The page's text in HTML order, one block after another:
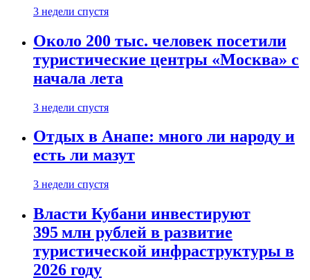
3 недели спустя
Около 200 тыс. человек посетили
туристические центры «Москва» с
начала лета
3 недели спустя
Отдых в Анапе: много ли народу и
есть ли мазут
3 недели спустя
Власти Кубани инвестируют
395 млн рублей в развитие
туристической инфраструктуры в
2026 году